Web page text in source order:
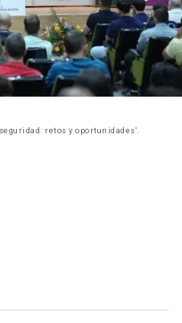
retos y oportunidades'.